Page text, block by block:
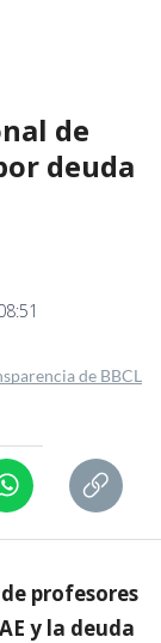
de
deuda
de BBCL
profesores
y la deuda